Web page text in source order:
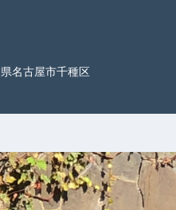
名古屋市千種区